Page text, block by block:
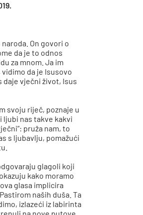
On govori o
da je to odnos
za mnom. Ja im
da je Isusovo
daje vječni život, Isus
svoju riječ, poznaje u
ljubi nas takve kakvi
pruža nam, to
s ljubavlju, pomažući
glagoli koji
kako moramo
glasa implicira
naših duša. Ta
izlazeći iz labirinta